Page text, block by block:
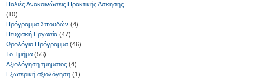
Παλιές Ανακοινώσεις Πρακτικής Άσκησης
(10)
Πρόγραμμα Σπουδών (4)
Πτυχιακή Εργασία (47)
Ωρολόγιο Πρόγραμμα (46)
Το Τμήμα (56)
Αξιολόγηση τμηματος (4)
Εξωτερική αξιολόγηση (1)